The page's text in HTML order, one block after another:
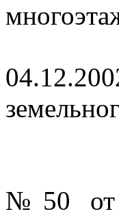
№50 от